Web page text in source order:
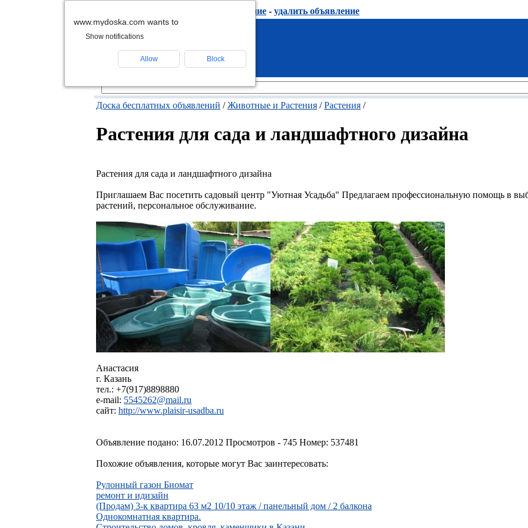
подать объявление - удалить объявление
Доска бесплатных объявлений /Животные и Растения /Растения /
Растения для сада и ландшафтного дизайна
Растения для сада и ландшафтного дизайна
Приглашаем Вас посетить садовый центр "Уютная Усадьба" Предлагаем профессиональную помощь в
растений, персональное обслуживание.
Анастасия
г. Казань
тел.: +7(917)8898880
e-mail: 5545262@mail.ru
сайт: http://www.plaisir-usadba.ru
Объявление подано: 16.07.2012 Просмотров - 745 Номер: 537481
Похожие объявления, которые могут Вас заинтересовать:
Рулонный газон Биомат
ремонт и идизайн
(Продам) 3-к квартира 63 м2 10/10 этаж / панельный дом / 2 балкона
Однокомнатная квартира.
www.mydoska.com wants to
Show notifications
Allow Block